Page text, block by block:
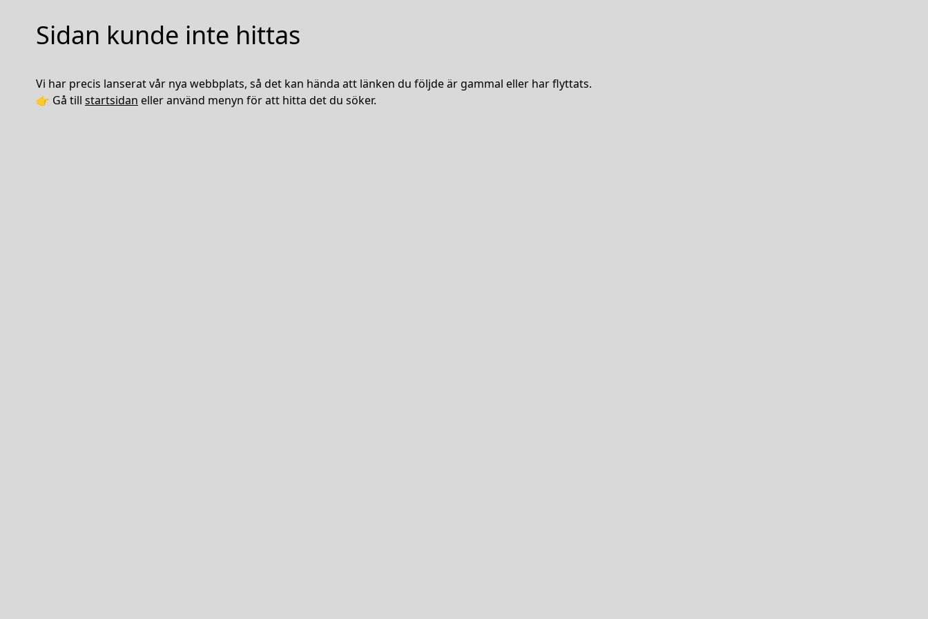
Sidan kunde inte hittas
Vi har precis lanserat vår nya webbplats, så det kan hända att länken du följde är gammal eller har flyttats.
👉 Gå till startsidan eller använd menyn för att hitta det du söker.